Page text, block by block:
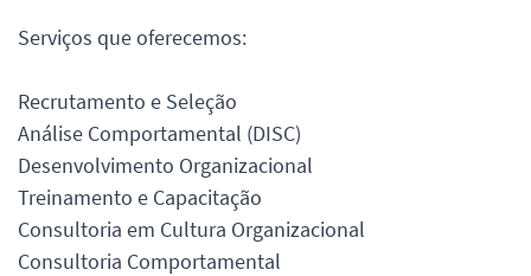
Serviços que oferecemos:
Recrutamento e Seleção
Análise Comportamental (DISC)
Desenvolvimento Organizacional
Treinamento e Capacitação
Consultoria em Cultura Organizacional
Consultoria Comportamental